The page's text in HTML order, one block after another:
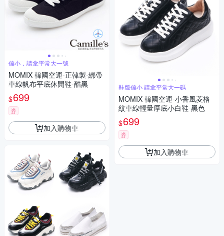
偏小，請拿平常大一號
MOMIX 韓國空運-正韓製-綁帶
車線帆布平底休閒鞋-酷黑
$699
券
加入購物車
鞋版偏小 請拿平常大一碼
MOMIX 韓國空運-小香風菱格
紋車線輕量厚底小白鞋-黑色
$699
券
加入購物車